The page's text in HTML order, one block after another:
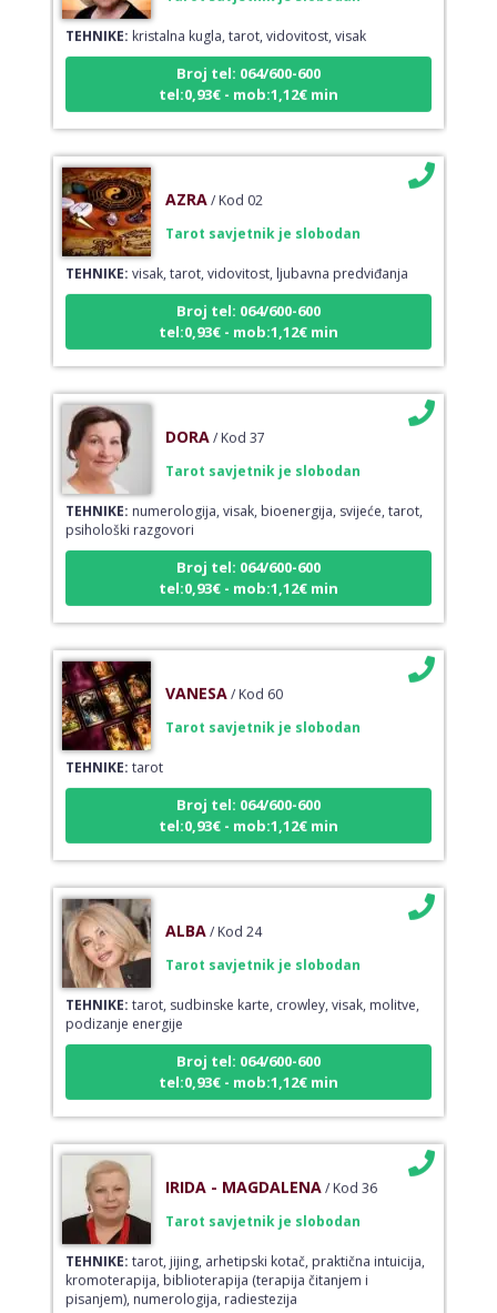
TEHNIKE:kristalna kugla, tarot, vidovitost, visak
Broj tel: 064/600-600
tel:0,93€ - mob:1,12€ min
/ Kod 02
Tarot savjetnik je slobodan
TEHNIKE:visak, tarot, vidovitost, ljubavna predviđanja
Broj tel: 064/600-600
tel:0,93€ - mob:1,12€ min
/ Kod 37
Tarot savjetnik je slobodan
TEHNIKE:numerologija, visak, bioenergija, svijeće, tarot,
psihološki razgovori
Broj tel: 064/600-600
tel:0,93€ - mob:1,12€ min
/ Kod 60
Tarot savjetnik je slobodan
TEHNIKE:tarot
Broj tel: 064/600-600
tel:0,93€ - mob:1,12€ min
/ Kod 24
Tarot savjetnik je slobodan
TEHNIKE:tarot, sudbinske karte, crowley, visak, molitve,
podizanje energije
Broj tel: 064/600-600
tel:0,93€ - mob:1,12€ min
/ Kod 36
Tarot savjetnik je slobodan
TEHNIKE:tarot, jijing, arhetipski kotač, praktična intuicija,
kromoterapija, biblioterapija (terapija čitanjem i
pisanjem), numerologija, radiestezija